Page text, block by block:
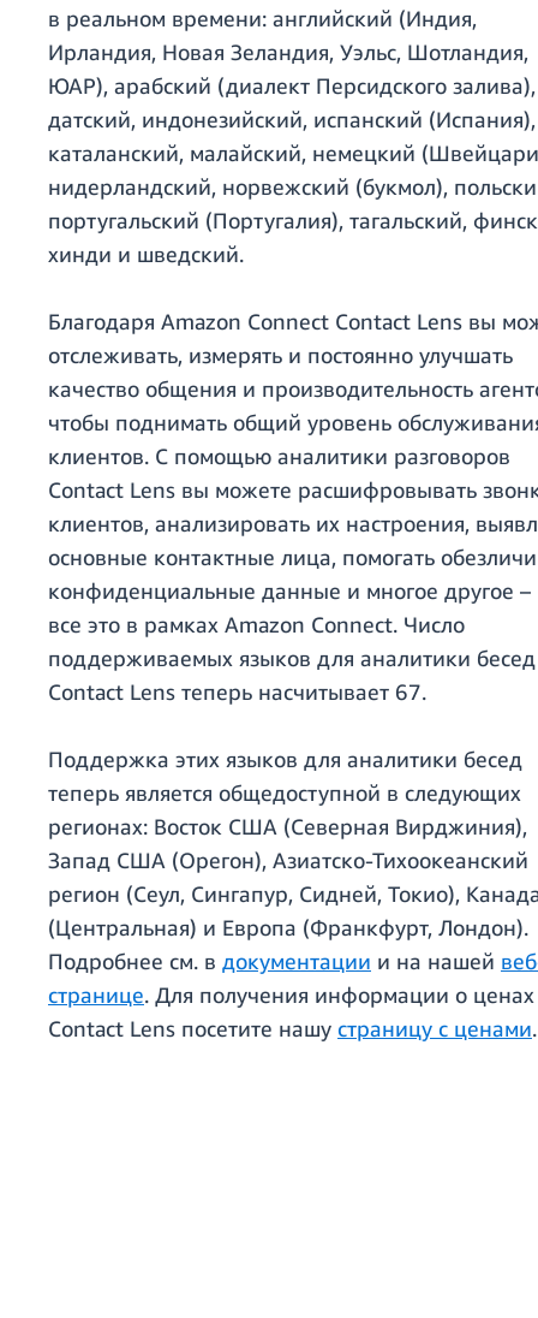
в реальном времени: английский (Индия,
Ирландия, Новая Зеландия, Уэльс, Шотландия,
ЮАР), арабский (диалект Персидского залива),
датский, индонезийский, испанский (Испания),
каталанский, малайский, немецкий
нидерландский, норвежский (букмол),
португальский (Португалия), тагальский,
хинди и шведский.
Благодаря Amazon Connect Contact Lens вы
отслеживать, измерять и постоянно улучшать
качество общения и производительность
чтобы поднимать общий уровень
клиентов. С помощью аналитики разговоров
Contact Lens вы можете расшифровывать
клиентов, анализировать их настроения,
основные контактные лица, помогать
конфиденциальные данные и многое другое –
все это в рамках Amazon Connect. Число
поддерживаемых языков для аналитики бесед
Contact Lens теперь насчитывает 67.
Поддержка этих языков для аналитики бесед
теперь является общедоступной в следующих
регионах: Восток США (Северная Вирджиния),
Запад США (Орегон), Азиатско-Тихоокеанский
регион (Сеул, Сингапур, Сидней, Токио),
(Центральная) и Европа (Франкфурт, Лондон).
Подробнее см. в документации и на нашей
странице. Для получения информации о
Contact Lens посетите нашу страницу с ценами.